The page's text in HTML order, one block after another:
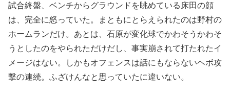
試合終盤、ベンチからグラウンドを眺めている床田の顔
は、完全に怒っていた。まともにとらえられたのは野村の
ホームランだけ。あとは、石原が変化球でかわそうかわそ
うとしたのをやられただけだし、事実崩されて打たれたイ
メージはない。しかもオフェンスは話にもならないヘボ攻
撃の連続。ふざけんなと思っていたに違いない。